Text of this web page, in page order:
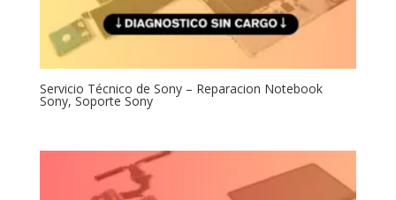
Servicio Técnico de Sony – Reparacion Notebook
Sony, Soporte Sony